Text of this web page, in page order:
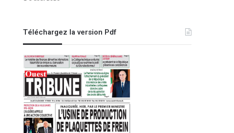
Téléchargez la version Pdf